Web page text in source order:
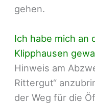
gehen.
Ich habe mich an
Klipphausen
Hinweis am
Rittergut“
der Weg für die